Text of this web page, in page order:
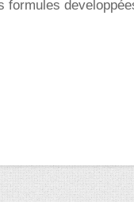
formules